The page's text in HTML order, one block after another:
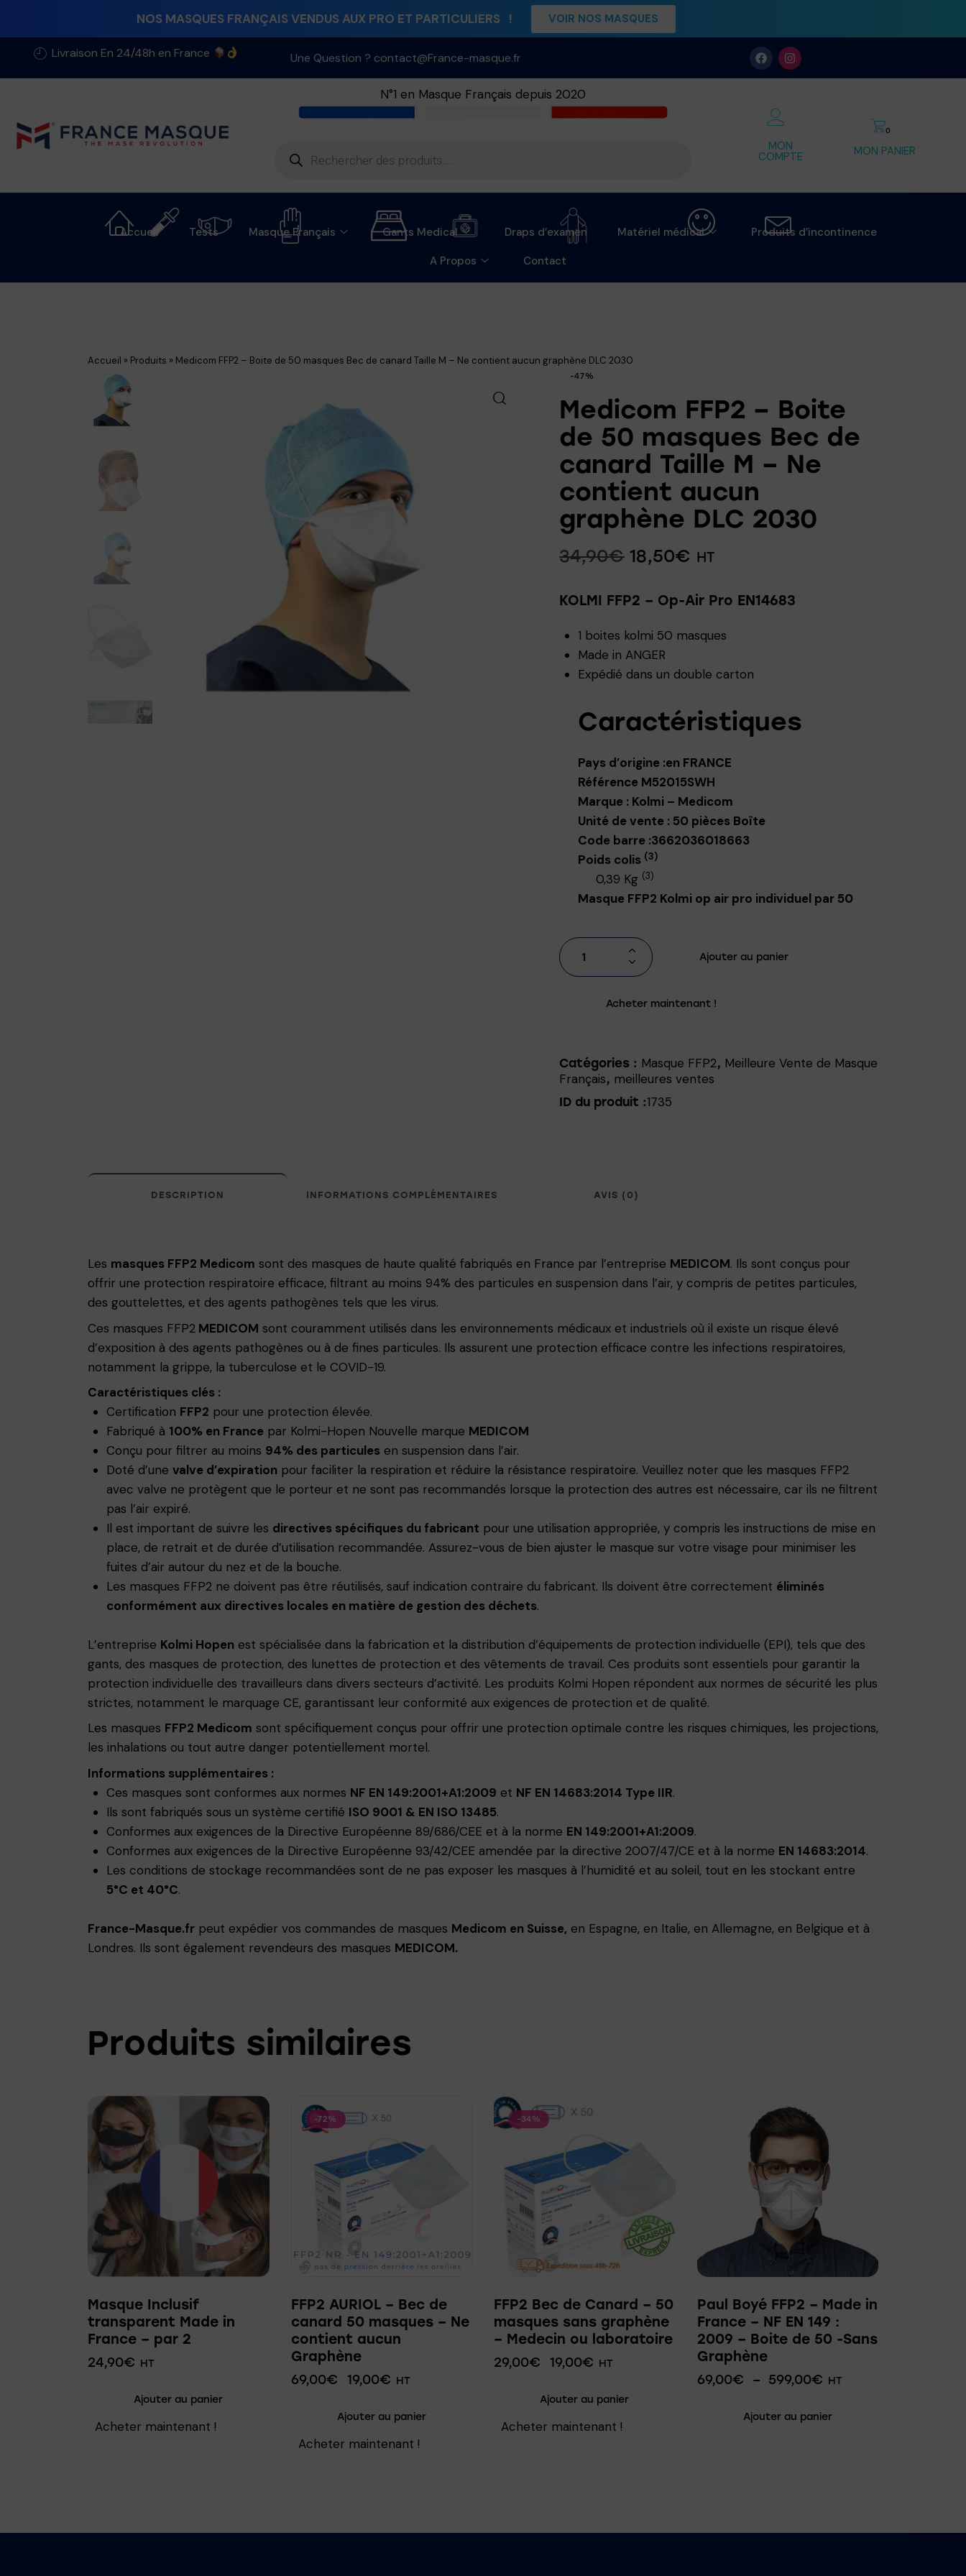
NOS MASQUES FRANÇAIS VENDUS AUX PRO ET PARTICULIERS ! VOIR NOS MASQUES
Livraison En 24/48h en France Une Question ? contact@France-masque.fr
N°1 en Masque Français depuis 2020
MON
COMPTE
0
MON PANIER
Accueil Tests Masque Français Gants Medical Draps d’examen Matériel médical
Produits d’incontinence
A Propos
Contact
Accueil » Produits » Medicom FFP2 – Boite de 50 masques Bec de canard Taille M – Ne contient aucun graphène DLC 2030
-47%
Medicom FFP2 – Boite
de 50 masques Bec de
canard Taille M – Ne
contient aucun
graphène DLC 2030
34,90€ 18,50€ HT
KOLMI FFP2 – Op-Air Pro EN14683
1 boites kolmi 50 masques
Made in ANGER
Expédié dans un double carton
Caractéristiques
Pays d’origine :en FRANCE
Référence M52015SWH
Marque : Kolmi – Medicom
Unité de vente : 50 pièces Boîte
Code barre :3662036018663
Poids colis (3)
0,39 Kg (3)
Masque FFP2 Kolmi op air pro individuel par 50
Ajouter au panier
Acheter maintenant !
Catégories : Masque FFP2, Meilleure Vente de Masque
Français, meilleures ventes
ID du produit :1735
DESCRIPTION INFORMATIONS COMPLÉMENTAIRES AVIS (0)
Les masques FFP2 Medicom sont des masques de haute qualité fabriqués en France par l’entreprise MEDICOM. Ils sont conçus pour
offrir une protection respiratoire efficace, filtrant au moins 94% des particules en suspension dans l’air, y compris de petites particules,
des gouttelettes, et des agents pathogènes tels que les virus.
Ces masques FFP2 MEDICOM sont couramment utilisés dans les environnements médicaux et industriels où il existe un risque élevé
d’exposition à des agents pathogènes ou à de fines particules. Ils assurent une protection efficace contre les infections respiratoires,
notamment la grippe, la tuberculose et le COVID-19.
Caractéristiques clés :
Certification FFP2 pour une protection élevée.
Fabriqué à 100% en Francepar Kolmi-Hopen Nouvelle marque MEDICOM
Conçu pour filtrer au moins 94% des particules en suspension dans l’air.
Doté d’une valve d’expirationpour faciliter la respiration et réduire la résistance respiratoire. Veuillez noter que les masques FFP2
avec valve ne protègent que le porteur et ne sont pas recommandés lorsque la protection des autres est nécessaire, car ils ne filtrent
pas l’air expiré.
Il est important de suivre les directives spécifiques du fabricant pour une utilisation appropriée, y compris les instructions de mise en
place, de retrait et de durée d’utilisation recommandée. Assurez-vous de bien ajuster le masque sur votre visage pour minimiser les
fuites d’air autour du nez et de la bouche.
Les masques FFP2 ne doivent pas être réutilisés, sauf indication contraire du fabricant. Ils doivent être correctement éliminés
conformément aux directives locales en matière de gestion des déchets.
L’entreprise Kolmi Hopen est spécialisée dans la fabrication et la distribution d’équipements de protection individuelle (EPI), tels que des
gants, des masques de protection, des lunettes de protection et des vêtements de travail. Ces produits sont essentiels pour garantir la
protection individuelle des travailleurs dans divers secteurs d’activité. Les produits Kolmi Hopen répondent aux normes de sécurité les plus
strictes, notamment le marquage CE, garantissant leur conformité aux exigences de protection et de qualité.
Les masques FFP2 Medicom sont spécifiquement conçus pour offrir une protection optimale contre les risques chimiques, les projections,
les inhalations ou tout autre danger potentiellement mortel.
Informations supplémentaires :
Ces masques sont conformes aux normes NF EN 149:2001+A1:2009 et NF EN 14683:2014 Type IIR.
Ils sont fabriqués sous un système certifié ISO 9001 & EN ISO 13485.
Conformes aux exigences de la Directive Européenne 89/686/CEE et à la norme EN 149:2001+A1:2009.
Conformes aux exigences de la Directive Européenne 93/42/CEE amendée par la directive 2007/47/CE et à la norme EN 14683:2014.
Les conditions de stockage recommandées sont de ne pas exposer les masques à l’humidité et au soleil, tout en les stockant entre
5°C et 40°C.
France-Masque.fr peut expédier vos commandes de masques Medicom en Suisse, en Espagne, en Italie, en Allemagne, en Belgique et à
Londres. Ils sont également revendeurs des masques MEDICOM.
Produits similaires
Masque Inclusif
transparent Made in
France – par 2
24,90€ HT
Ajouter au panier
Acheter maintenant !
-72%
FFP2 AURIOL – Bec de
canard 50 masques – Ne
contient aucun
Graphène
69,00€ 19,00€ HT
Ajouter au panier
Acheter maintenant !
-34%
FFP2 Bec de Canard – 50
masques sans graphène
– Medecin ou laboratoire
29,00€ 19,00€ HT
Ajouter au panier
Acheter maintenant !
Paul Boyé FFP2 – Made in
France – NF EN 149 :
2009 – Boite de 50 -Sans
Graphène
69,00€ – 599,00€ HT
Ajouter au panier